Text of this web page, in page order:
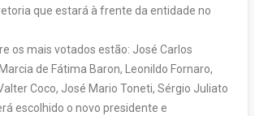
que estará à frente da entidade no
os mais votados estão: José Carlos
de Fátima Baron, Leonildo Fornaro,
Coco, José Mario Toneti, Sérgio Juliato
escolhido o novo presidente e